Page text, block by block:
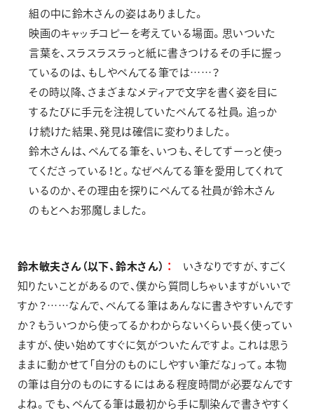
組の中に鈴木さんの姿はありました。
映画のキャッチコピーを考えている場面。思いついた
言葉を、スラスラスラっと紙に書きつけるその手に握っ
ているのは、もしやぺんてる筆では……？
その時以降、さまざまなメディアで文字を書く姿を目に
するたびに手元を注視していたぺんてる社員。追っか
け続けた結果、発見は確信に変わりました。
鈴木さんは、ぺんてる筆を、いつも、そしてずーっと使っ
てくださっている！と。なぜぺんてる筆を愛用してくれて
いるのか、その理由を探りにぺんてる社員が鈴木さん
のもとへお邪魔しました。
鈴木敏夫さん（以下、鈴木さん）
いきなりですが、すごく
知りたいことがあるので、僕から質問しちゃいますがいいで
すか？……なんで、ぺんてる筆はあんなに書きやすいんです
か？もういつから使ってるかわからないくらい長く使ってい
ますが、使い始めてすぐに気がついたんですよ。これは思う
ままに動かせて「自分のものにしやすい筆だな」って。本物
の筆は自分のものにするにはある程度時間が必要なんです
よね。でも、ぺんてる筆は最初から手に馴染んで書きやすく